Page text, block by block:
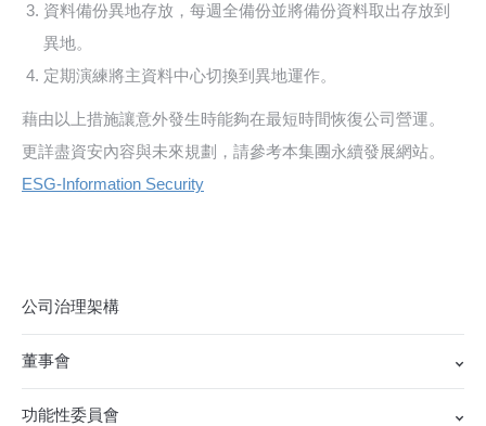
資料備份異地存放，每週全備份並將備份資料取出存放到
異地。
定期演練將主資料中心切換到異地運作。
藉由以上措施讓意外發生時能夠在最短時間恢復公司營運。
更詳盡資安內容與未來規劃，請參考本集團永續發展網站。
ESG-Information Security
公司治理架構
董事會
功能性委員會